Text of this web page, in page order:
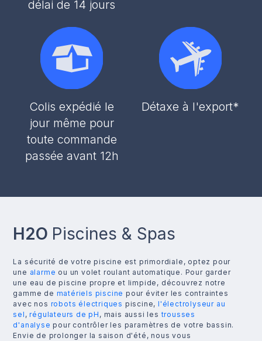
délai de 14 jours
Colis expédié le
jour même pour
toute commande
passée avant 12h
Détaxe à l'export*
H2O Piscines & Spas
La sécurité de votre piscine est primordiale, optez pour
une alarme ou un volet roulant automatique. Pour garder
une eau de piscine propre et limpide, découvrez notre
gamme de matériels piscine pour éviter les contraintes
avec nos robots électriques piscine, l'électrolyseur au
sel ,régulateurs de pH , mais aussi lestrousses
d'analyse pour contrôler les paramètres de votre bassin.
Envie de prolonger la saison d'été, nous vous